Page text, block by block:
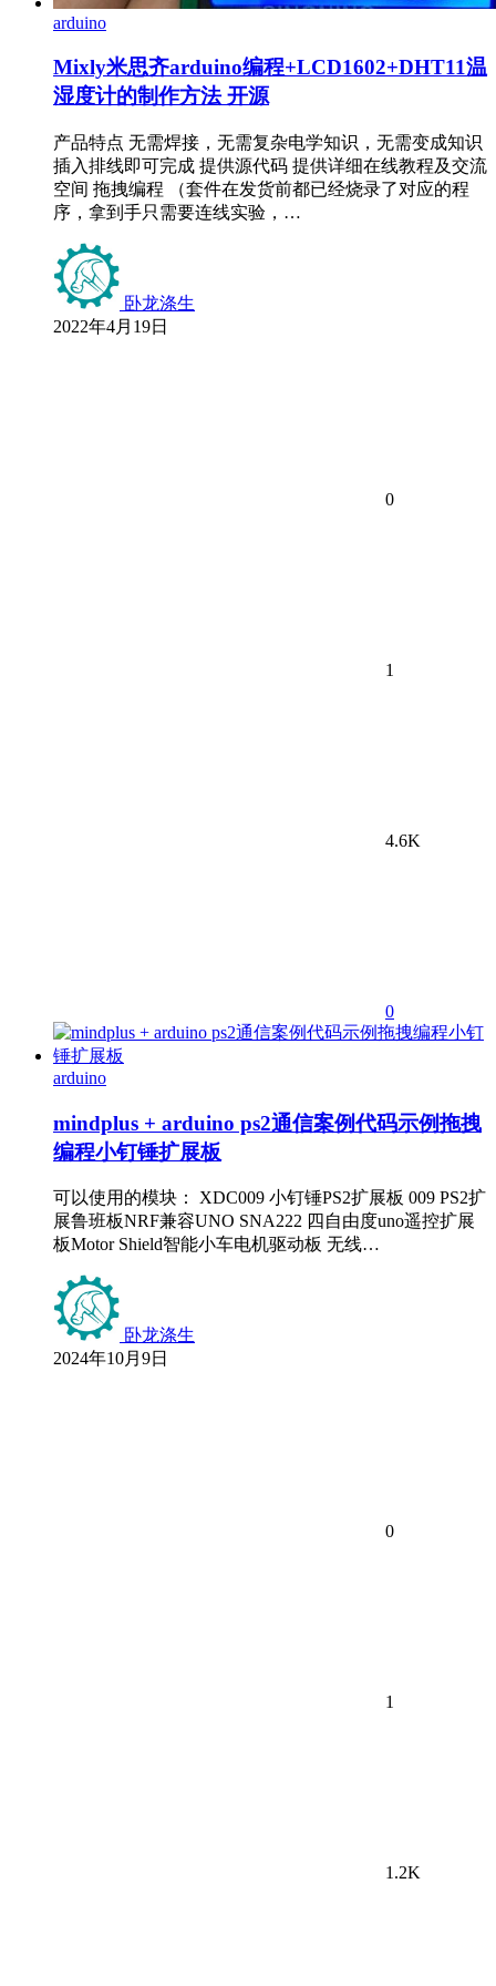
arduino
Mixly米思齐arduino编程+LCD1602+DHT11温
湿度计的制作方法 开源
产品特点 无需焊接，无需复杂电学知识，无需变成知识
插入排线即可完成 提供源代码 提供详细在线教程及交流
空间 拖拽编程 （套件在发货前都已经烧录了对应的程
序，拿到手只需要连线实验，…
卧龙涤生
2022年4月19日
0
1
4.6K
0
arduino
mindplus + arduino ps2通信案例代码示例拖拽
编程小钉锤扩展板
可以使用的模块： XDC009 小钉锤PS2扩展板 009 PS2扩
展鲁班板NRF兼容UNO SNA222 四自由度uno遥控扩展
板Motor Shield智能小车电机驱动板 无线…
卧龙涤生
2024年10月9日
0
1
1.2K